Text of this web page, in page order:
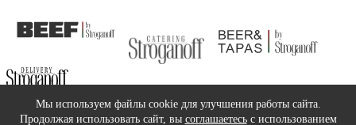
©2018 Stroganoff Group
service@stroganoffgroup.ru
Мы используем файлы cookie для улучшения работы сайта.
Продолжая использовать сайт, вы соглашаетесьс использованием